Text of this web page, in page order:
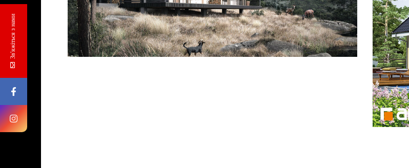
Замовити будівництво
Зв'яжіться з нами